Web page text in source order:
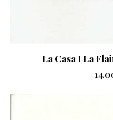
La Casa I La